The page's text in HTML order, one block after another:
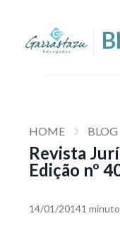
HOME BLOG
Revista
Edição nº
14/01/20141